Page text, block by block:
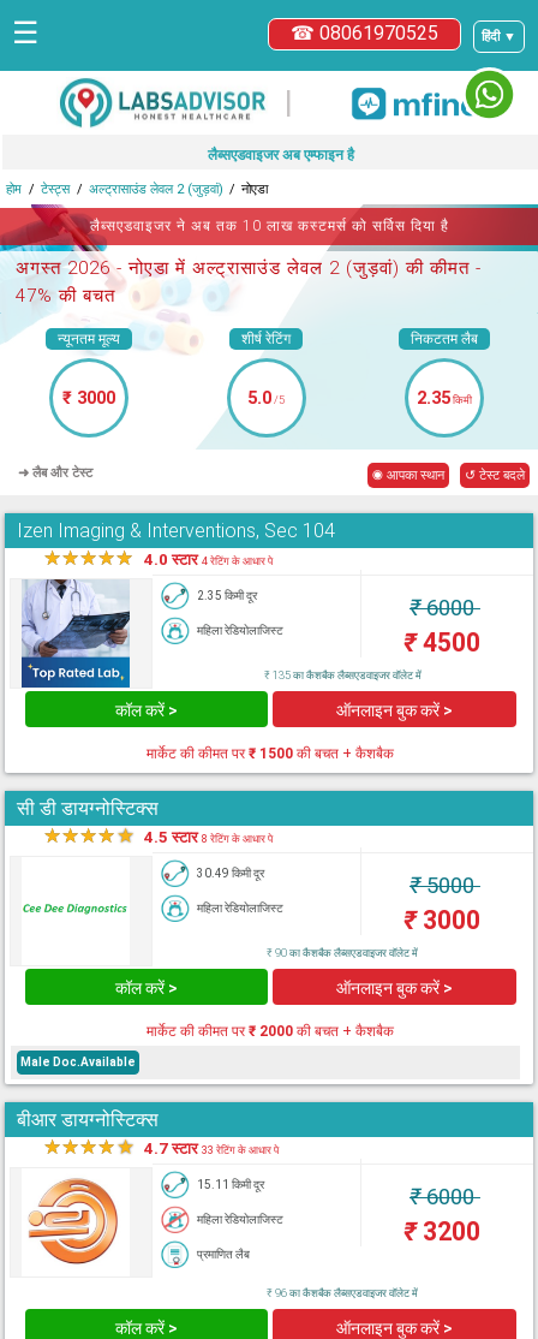
हिंदी ▼
☎ 08061970525
☰
|
लैब्सएडवाइजर अब एम्फाइन है
होम टेस्ट्स अल्ट्रासाउंड लेवल 2 (जुड़वां) नोएडा
लैब्सएडवाइजर ने अब तक 10 लाख कस्टमर्स को सर्विस दिया है
अगस्त 2026 -नोएडा में अल्ट्रासाउंड लेवल 2 (जुड़वां) की कीमत -
47% की बचत
न्यूनतम मूल्य
₹ 3000
शीर्ष रेटिंग
5.0/5
निकटतम लैब
2.35किमी
➜ लैब और टेस्ट ◉ आपका स्थान ↺ टेस्ट बदले
Izen Imaging & Interventions, Sec 104
★★★★★ 4.0 स्टार4 रेटिंग के आधार पे
2.35 किमी दूर
महिला रेडियोलाजिस्ट
₹6000
₹4500
₹ 135 का कैशबैक लैब्सएडवाइजर वॉलेट में
कॉल करें > ऑनलाइन बुक करें >
मार्केट की कीमत पर₹ 1500 की बचत + कैशबैक
सी डी डायग्नोस्टिक्स
★★★★★ 4.5 स्टार8 रेटिंग के आधार पे
30.49 किमी दूर
महिला रेडियोलाजिस्ट
₹5000
₹3000
₹ 90 का कैशबैक लैब्सएडवाइजर वॉलेट में
कॉल करें > ऑनलाइन बुक करें >
मार्केट की कीमत पर₹ 2000 की बचत + कैशबैक
Male Doc.Available
बीआर डायग्नोस्टिक्स
★★★★★ 4.7 स्टार33 रेटिंग के आधार पे
15.11 किमी दूर
महिला रेडियोलाजिस्ट
प्रमाणित लैब
₹6000
₹3200
₹ 96 का कैशबैक लैब्सएडवाइजर वॉलेट में
कॉल करें > ऑनलाइन बुक करें >